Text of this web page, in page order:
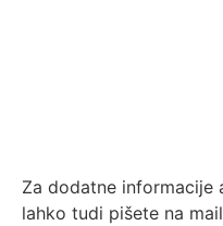
Za dodatne informacije
lahko tudi pišete na